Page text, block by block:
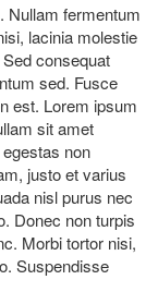
Nullam fermentum
lacinia molestie
consequat
sed. Fusce
est. Lorem ipsum
sit amet
non
justo et varius
nisl purus nec
Donec non turpis
Morbi tortor nisi,
Suspendisse